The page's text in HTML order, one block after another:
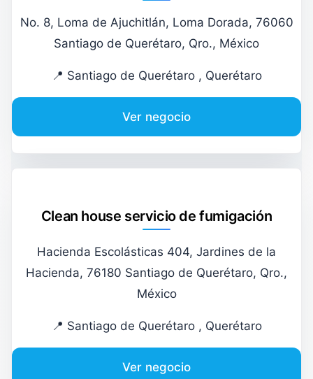
No. 8, Loma de Ajuchitlán, Loma Dorada, 76060
Santiago de Querétaro, Qro., México
📍 Santiago de Querétaro , Querétaro
Ver negocio
Clean house servicio de fumigación
Hacienda Escolásticas 404, Jardines de la
Hacienda, 76180 Santiago de Querétaro, Qro.,
México
📍 Santiago de Querétaro , Querétaro
Ver negocio